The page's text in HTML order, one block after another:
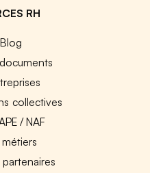
RH
collectives
/ NAF
partenaires